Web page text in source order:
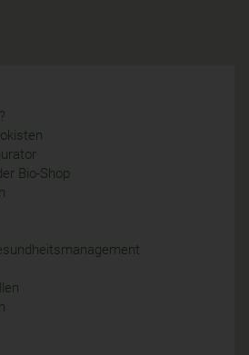
Bio-Shop